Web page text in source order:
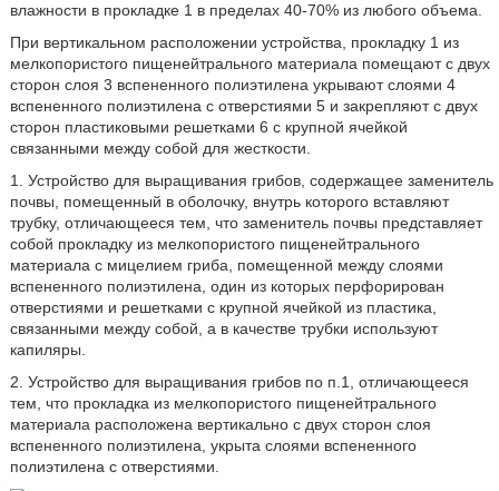
влажности в прокладке 1 в пределах 40-70% из любого объема.
При вертикальном расположении устройства, прокладку 1 из
мелкопористого пищенейтрального материала помещают с двух
сторон слоя 3 вспененного полиэтилена укрывают слоями 4
вспененного полиэтилена с отверстиями 5 и закрепляют с двух
сторон пластиковыми решетками 6 с крупной ячейкой
связанными между собой для жесткости.
1. Устройство для выращивания грибов, содержащее заменитель
почвы, помещенный в оболочку, внутрь которого вставляют
трубку, отличающееся тем, что заменитель почвы представляет
собой прокладку из мелкопористого пищенейтрального
материала с мицелием гриба, помещенной между слоями
вспененного полиэтилена, один из которых перфорирован
отверстиями и решетками с крупной ячейкой из пластика,
связанными между собой, а в качестве трубки используют
капиляры.
2. Устройство для выращивания грибов по п.1, отличающееся
тем, что прокладка из мелкопористого пищенейтрального
материала расположена вертикально с двух сторон слоя
вспененного полиэтилена, укрыта слоями вспененного
полиэтилена с отверстиями.